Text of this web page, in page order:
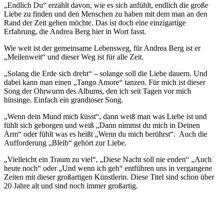
„Endlich Du“ erzählt davon, wie es sich anfühlt, endlich die große
Liebe zu finden und den Menschen zu haben mit dem man an den
Rand der Zeit gehen möchte. Das ist doch eine einzigartige
Erfahrung, die Andrea Berg hier in Wort fasst.
Wie weit ist der gemeinsame Lebensweg, für Andrea Berg ist er
„Meilenweit“ und dieser Weg ist für alle Zeit.
„Solang die Erde sich dreht“ – solange soll die Liebe dauern. Und
dabei kann man einen „Tango Amore“ tanzen. Für mich ist dieser
Song der Ohrwurm des Albums, den ich seit Tagen vor mich
hinsinge. Einfach ein grandioser Song.
„Wenn dein Mund mich küsst“, dann weiß man was Liebe ist und
fühlt sich geborgen und weiß „Dann nimmst du mich in Deinen
Arm“ oder fühlt was es heißt „Wenn du mich berührst“. Auch die
Aufforderung „Bleib“ gehört zur Liebe.
„Vielleicht ein Traum zu viel“, „Diese Nacht soll nie enden“ „Auch
heute noch“ oder „Und wenn ich geh“ entführen uns in vergangene
Zeiten mit dieser großartigen Künstlerin. Diese Titel sind schon über
20 Jahre alt und sind noch immer großartig.